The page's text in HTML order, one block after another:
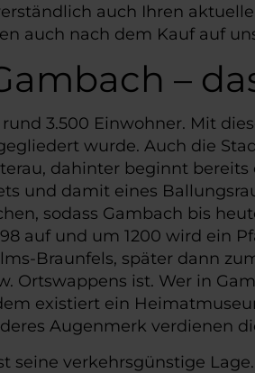
auch Ihren
auch nach dem Kauf auf
–
3.500 Einwohner. Mit
wurde. Auch die
dahinter beginnt
und damit eines
sodass Gambach bis
auf und um 1200 wird ein
Braunfels, später dann
Ortswappens ist. Wer in
existiert ein
Augenmerk verdienen
seine verkehrsgünstige